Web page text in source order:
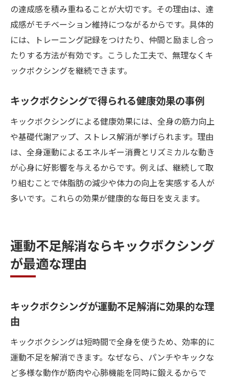
の達成感を積み重ねることが大切です。その理由は、達
成感がモチベーション維持につながるからです。具体的
には、トレーニング記録をつけたり、仲間と励まし合っ
たりする方法が有効です。こうした工夫で、無理なくキ
ックボクシングを継続できます。
キックボクシングで得られる健康効果の事例
キックボクシングによる健康効果には、全身の筋力向上
や基礎代謝アップ、ストレス解消が挙げられます。理由
は、全身運動によるエネルギー消費とリズミカルな動き
が心身に好影響を与えるからです。例えば、継続して取
り組むことで体脂肪の減少や体力の向上を実感する人が
多いです。これらの効果が健康的な毎日を支えます。
運動不足解消ならキックボクシング
が最適な理由
キックボクシングが運動不足解消に効果的な理
由
キックボクシングは短時間で全身を使うため、効率的に
運動不足を解消できます。なぜなら、パンチやキックな
ど多様な動作が筋肉や心肺機能を同時に鍛えるからで